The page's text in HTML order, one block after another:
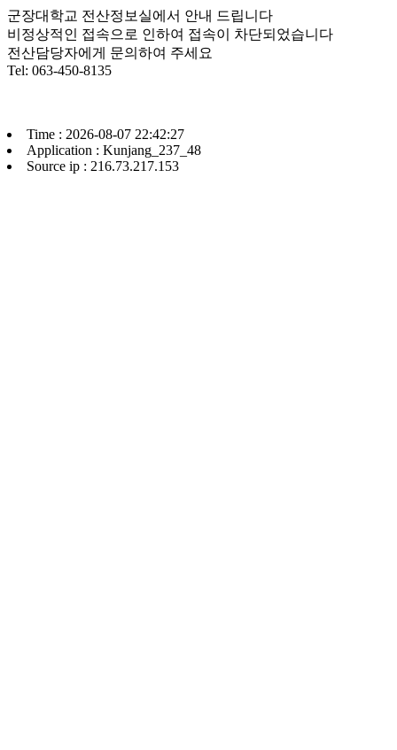
군장대학교 전산정보실에서 안내 드립니다
비정상적인 접속으로 인하여 접속이 차단되었습니다
전산담당자에게 문의하여 주세요
Tel: 063-450-8135
Time : 2026-08-07 22:42:27
Application : Kunjang_237_48
Source ip : 216.73.217.153